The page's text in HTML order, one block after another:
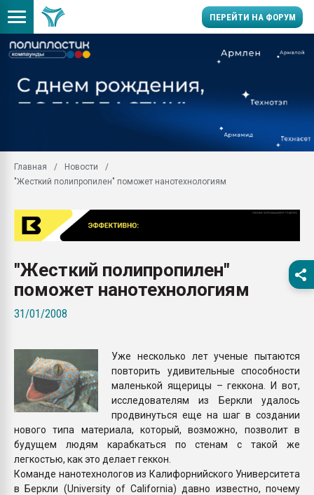
ПЕРЕЙТИ НА ФОРУМ
заводу пластмасс"
28.07.2026
пластмасс
28.07.2026
ПЕРЕЙТИ НА
Главная
Новости
"Жесткий полипропилен" поможет нанотехнологиям
"Жесткий полипропилен"
поможет нанотехнологиям
31/01/2008
Уже несколько лет ученые пытаются
повторить удивительные способности
маленькой ящерицы – геккона. И вот,
исследователям из Беркли удалось
продвинуться еще на шаг в создании
нового типа материала, который, возможно, позволит в
будущем людям карабкаться по стенам с такой же
легкостью, как это делает геккон.
Команде нанотехнологов из Калифорнийского Университета
в Беркли (University of California) давно известно, почему